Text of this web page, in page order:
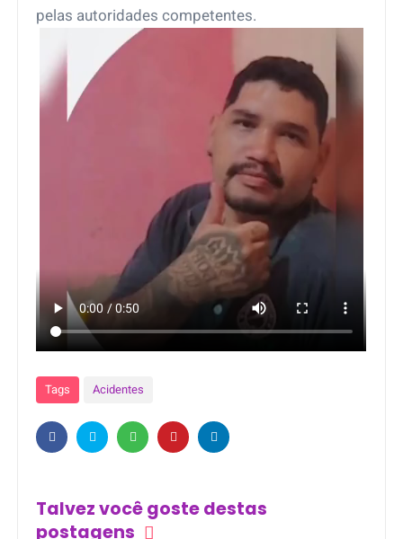
pelas autoridades competentes.
Tags Acidentes
Talvez você goste destas
postagens